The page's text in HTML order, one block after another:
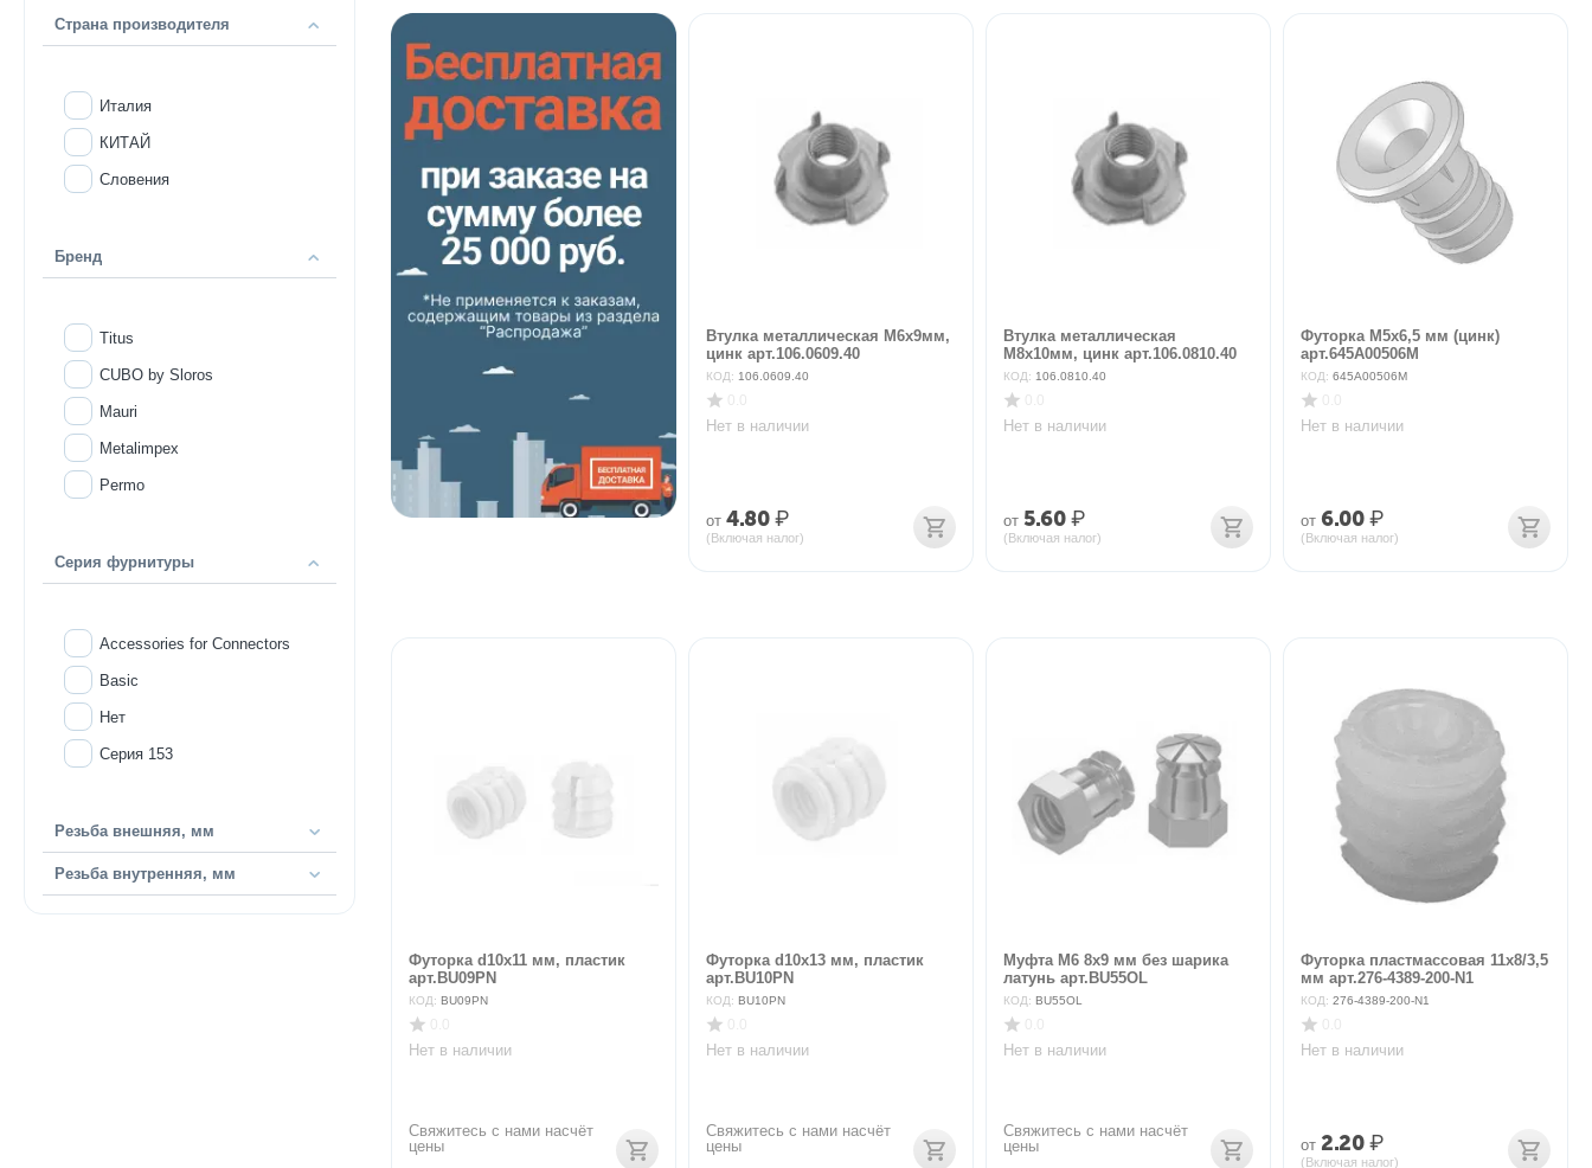
Втулка металлическая М6х9мм,
цинк арт.106.0609.40
КОД: 106.0609.40
Нет в наличии
от 4.80 ₽
(Включая налог)
Втулка металлическая
М8х10мм, цинк арт.106.0810.40
КОД: 106.0810.40
Нет в наличии
от 5.60 ₽
(Включая налог)
Футорка М5х6,5 мм (цинк)
арт.645A00506M
КОД: 645A00506M
Нет в наличии
от 6.00 ₽
(Включая налог)
Футорка d10х11 мм, пластик
арт.BU09PN
КОД: BU09PN
Нет в наличии
Свяжитесь с нами насчёт
цены
Футорка d10х13 мм, пластик
арт.BU10PN
КОД: BU10PN
Нет в наличии
Свяжитесь с нами насчёт
цены
Муфта М6 8х9 мм без шарика
латунь арт.BU55OL
КОД: BU55OL
Нет в наличии
Свяжитесь с нами насчёт
цены
Футорка пластмассовая 11х8/3,5
мм арт.276-4389-200-N1
КОД: 276-4389-200-N1
Нет в наличии
от 2.20 ₽
(Включая налог)
Страна производителя
Италия
КИТАЙ
Словения
Бренд
Titus
CUBO by Sloros
Mauri
Metalimpex
Permo
Серия фурнитуры
Accessories for Connectors
Basic
Нет
Серия 153
Резьба внешняя, мм
Резьба внутренняя, мм